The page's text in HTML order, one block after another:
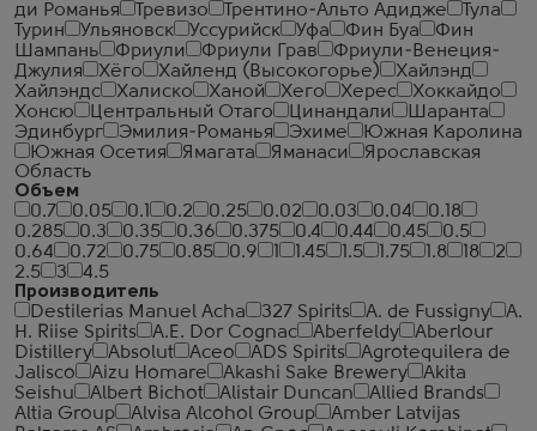
ди Романья
Тревизо Трентино-Альто Адидже
Тула
Турин
Ульяновск Уссурийск Уфа Фин Буа
Фин
Шампань
Фриули Фриули Грав
Фриули-Венеция-
Джулия
Хёго Хайленд (Высокогорье)
Хайлэнд
Хайлэндс
Халиско Ханой Хего Херес
Хоккайдо
Хонсю
Центральный Отаго Цинандали
Шаранта
Эдинбург
Эмилия-Романья Эхиме
Южная Каролина
Южная Осетия
Ямагата Яманаси
Ярославская
Область
Объем
0.7
0.05 0.1 0.2 0.25 0.02 0.03 0.04
0.18
0.285
0.3 0.35 0.36 0.375 0.4 0.44 0.45
0.5
0.64
0.72 0.75 0.85 0.9 1.45 1.5 1.75 1.8 18
2
2.5
3
4.5
Производитель
Destilerias Manuel Acha
327 Spirits A. de Fussigny
A.
H. Riise Spirits
A.E. Dor Cognac Aberfeldy
Aberlour
Distillery
Absolut Aceo ADS Spirits
Agrotequilera de
Jalisco
Aizu Homare Akashi Sake Brewery
Akita
Seishu
Albert Bichot Alistair Duncan
Allied Brands
Altia Group
Alvisa Alcohol Group
Amber Latvijas